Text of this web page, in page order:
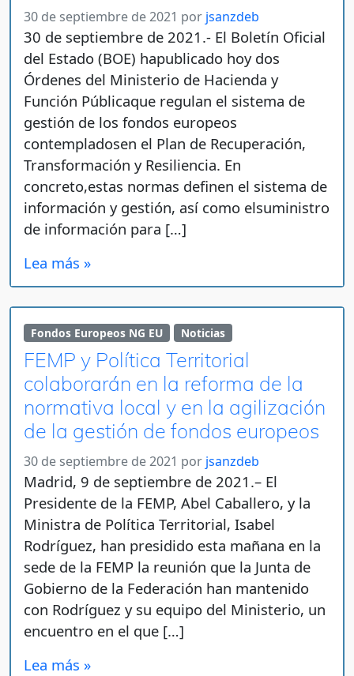
30 de septiembre de 2021 por jsanzdeb
30 de septiembre de 2021.- El Boletín Oficial
del Estado (BOE) hapublicado hoy dos
Órdenes del Ministerio de Hacienda y
Función Públicaque regulan el sistema de
gestión de los fondos europeos
contempladosen el Plan de Recuperación,
Transformación y Resiliencia. En
concreto,estas normas definen el sistema de
información y gestión, así como elsuministro
de información para […]
Lea más »
Fondos Europeos NG EU Noticias
FEMP y Política Territorial
colaborarán en la reforma de la
normativa local y en la agilización
de la gestión de fondos europeos
30 de septiembre de 2021 por jsanzdeb
Madrid, 9 de septiembre de 2021.– El
Presidente de la FEMP, Abel Caballero, y la
Ministra de Política Territorial, Isabel
Rodríguez, han presidido esta mañana en la
sede de la FEMP la reunión que la Junta de
Gobierno de la Federación han mantenido
con Rodríguez y su equipo del Ministerio, un
encuentro en el que […]
Lea más »